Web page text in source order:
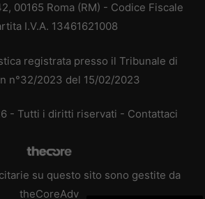
00165 Roma (RM) - Codice Fiscale
I.V.A. 13461621008
registrata presso il Tribunale di
n°32/2023 del 15/02/2023
- Tutti i diritti riservati - Contattaci
su questo sito sono gestite da
theCoreAdv